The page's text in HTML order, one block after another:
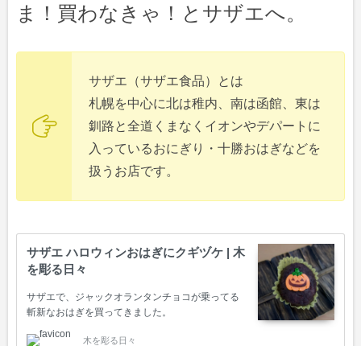
ま！買わなきゃ！とサザエへ。
サザエ（サザエ食品）とは
札幌を中心に北は稚内、南は函館、東は
釧路と全道くまなくイオンやデパートに
入っているおにぎり・十勝おはぎなどを
扱うお店です。
サザエ ハロウィンおはぎにクギヅケ | 木
を彫る日々
サザエで、ジャックオランタンチョコが乗ってる
斬新なおはぎを買ってきました。
木を彫る日々